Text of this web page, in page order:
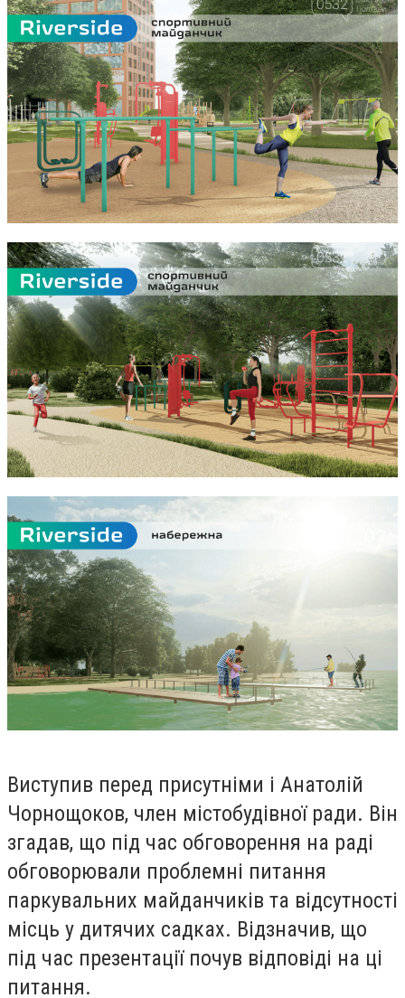
Виступив перед присутніми і Анатолій
Чорнощоков, член містобудівної ради. Він
згадав, що під час обговорення на раді
обговорювали проблемні питання
паркувальних майданчиків та відсутності
місць у дитячих садках. Відзначив, що
під час презентації почув відповіді на ці
питання.